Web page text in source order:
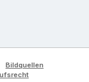
Bildquellen